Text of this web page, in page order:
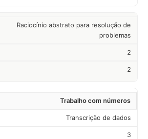
Raciocínio abstrato para resolução de
problemas
2
2
Trabalho com números
Transcrição de dados
3